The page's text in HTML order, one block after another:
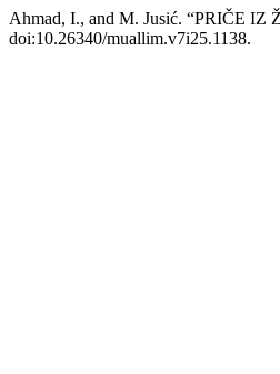
Ahmad, I., and M. Jusić. “PRIČE
doi:10.26340/muallim.v7i25.1138.